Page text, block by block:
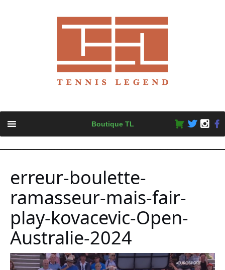
content
Boutique TL
erreur-boulette-
ramasseur-mais-fair-
play-kovacevic-Open-
Australie-2024